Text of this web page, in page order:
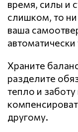
время, силы и
слишком, то
ваша
Храните
разделите
тепло и
другому.